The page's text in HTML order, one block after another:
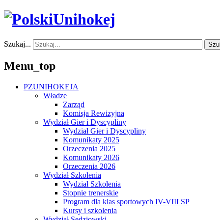
Szukaj...
Menu_top
PZUNIHOKEJA
Władze
Zarząd
Komisja Rewizyjna
Wydział Gier i Dyscypliny
Wydział Gier i Dyscypliny
Komunikaty 2025
Orzeczenia 2025
Komunikaty 2026
Orzeczenia 2026
Wydział Szkolenia
Wydział Szkolenia
Stopnie trenerskie
Program dla klas sportowych IV-VIII SP
Kursy i szkolenia